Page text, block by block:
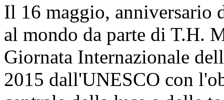
Il 16 maggio, anniversario
al mondo da parte di T.H.
Giornata Internazionale
2015 dall'UNESCO con